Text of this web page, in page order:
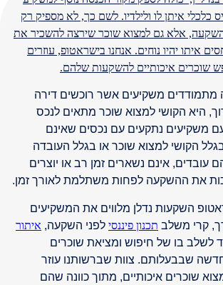
כלכלי איתן לו ולילדיו. לשם כך, לא מספיק רק
אלא גם למצוא שוכר שירצה להשכיר את
איתו יהיו נוחים. אנחנו בישראטופ, עוזרים
שוכרים איכותיים להשקעות שלהם.
מתמודדים משקיעים אשר רוכשים דירה
היא הקושי למצוא שוכר מתאים לנכס
משקיעים נתקעים עם נכסים שאינם
הקושי למצוא שוכר או בגלל העובדה
עובדים, אינם נשארים זמן רב או יוצרים
את ההשקעה לפחות משתלמת לאורך זמן.
השקעות נדלן מלווים את המשקיעים
קרי משלב תכנון פיננסי לפני השקעה, איתור
לשלב בו של חיפוש ומציאת שוכרים
שבבעלותם. צוות שברשותנו עוזר
שוכרים איכותיים, מתוך כוונה שהם